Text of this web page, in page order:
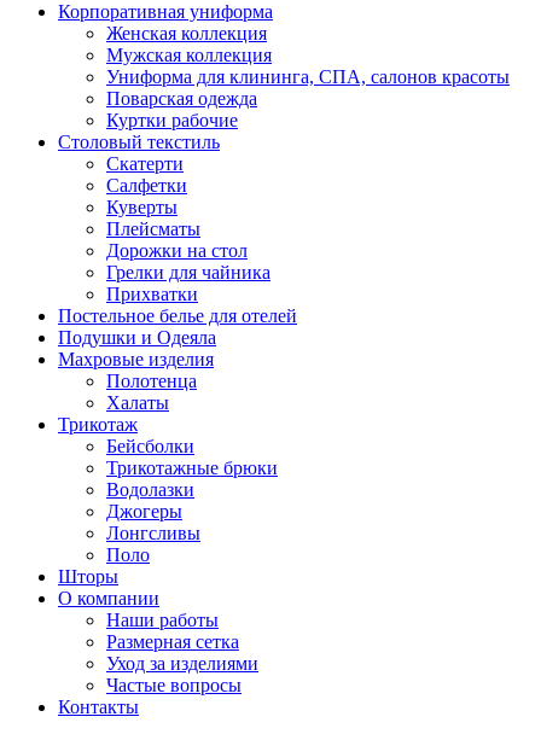
Корпоративная униформа
Женская коллекция
Мужская коллекция
Униформа для клининга, СПА, салонов красоты
Поварская одежда
Куртки рабочие
Столовый текстиль
Скатерти
Салфетки
Куверты
Плейсматы
Дорожки на стол
Грелки для чайника
Прихватки
Постельное белье для отелей
Подушки и Одеяла
Махровые изделия
Полотенца
Халаты
Трикотаж
Бейсболки
Трикотажные брюки
Водолазки
Джогеры
Лонгсливы
Поло
Шторы
О компании
Наши работы
Размерная сетка
Уход за изделиями
Частые вопросы
Контакты